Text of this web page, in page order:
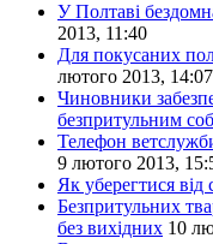
У Полтаві
2013, 11:40
Для покусаних
лютого 2013, 14:07
Чиновники
безпритульним
Телефон
9 лютого 2013,
Як уберегтися від
Безпритульних
без вихідних 10